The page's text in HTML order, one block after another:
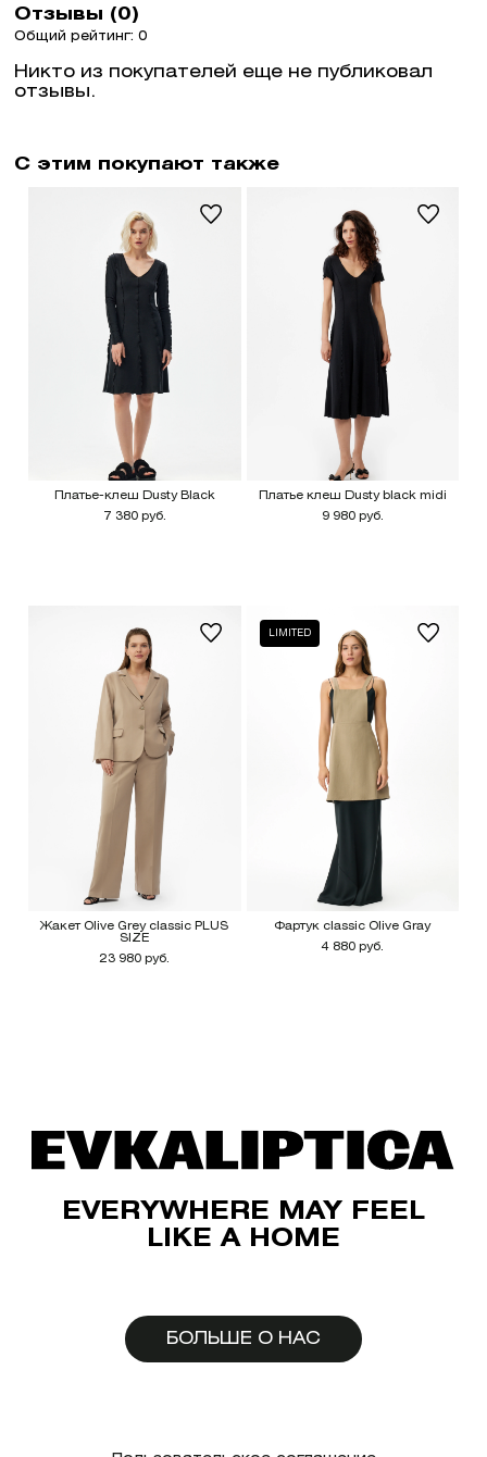
Отзывы (0)
Общий рейтинг: 0
Никто из покупателей еще не публиковал
отзывы.
С этим покупают также
Платье-клеш Dusty Black
7 380 руб.
Платье клеш Dusty black midi
9 980 руб.
Жакет Olive Grey classic PLUS
SIZE
23 980 руб.
LIMITED
Фартук classic Olive Gray
4 880 руб.
EVERYWHERE MAY FEEL
LIKE A HOME
БОЛЬШЕ О НАС